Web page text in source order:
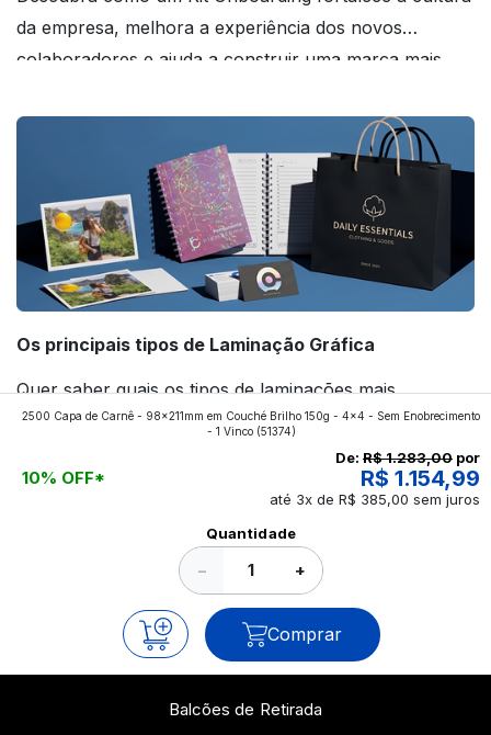
da empresa, melhora a experiência dos novos
colaboradores e ajuda a construir uma marca mais
Os principais tipos de Laminação Gráfica
Quer saber quais os tipos de laminações mais
aplicados nos impressos da gráfica FuturaIM? Então,
continue a leitura que vamos revelar para você!
2500 Capa de Carnê - 98x211mm em Couché Brilho 150g - 4x4 - Sem Enobrecimento
- 1 Vinco(51374)
10% OFF*
De: R$ 1.283,00 por
R$ 1.154,99
até 3x de R$ 385,00 sem juros
Quantidade
− +
Comprar
Balcões de Retirada